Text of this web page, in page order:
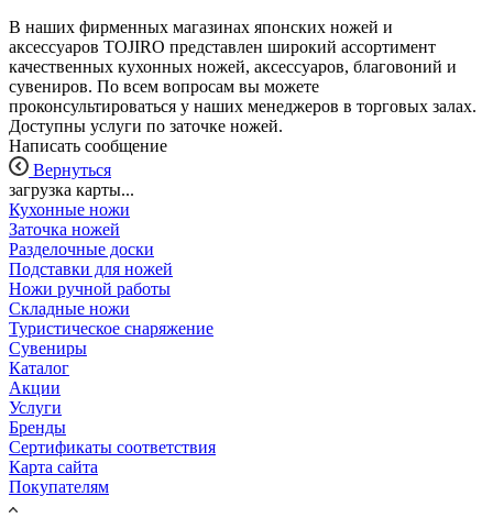
В наших фирменных магазинах японских ножей и
аксессуаров TOJIRO представлен широкий ассортимент
качественных кухонных ножей, аксессуаров, благовоний и
сувениров. По всем вопросам вы можете
проконсультироваться у наших менеджеров в торговых залах.
Доступны услуги по заточке ножей.
Написать сообщение
Вернуться
загрузка карты...
Кухонные ножи
Заточка ножей
Разделочные доски
Подставки для ножей
Ножи ручной работы
Складные ножи
Туристическое снаряжение
Сувениры
Каталог
Акции
Услуги
Бренды
Сертификаты соответствия
Карта сайта
Покупателям